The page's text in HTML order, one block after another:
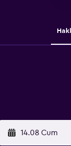
14.08 Cum